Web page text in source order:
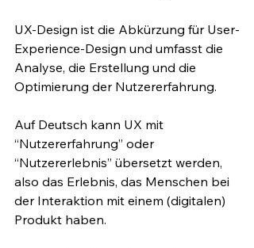
UX-Design ist die Abkürzung für User-
Experience-Design und umfasst die
Analyse, die Erstellung und die
Optimierung der Nutzererfahrung.
Auf Deutsch kann UX mit
“Nutzererfahrung” oder
“Nutzererlebnis” übersetzt werden,
also das Erlebnis, das Menschen bei
der Interaktion mit einem (digitalen)
Produkt haben.